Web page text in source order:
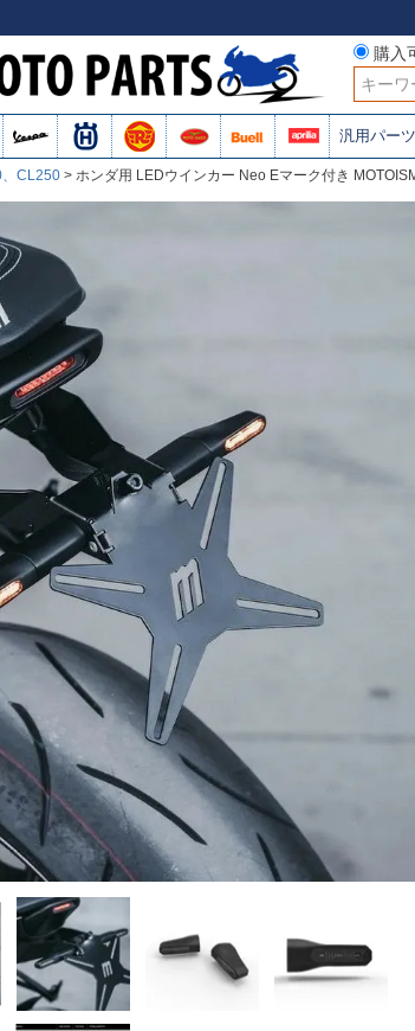
購入
検索
汎用パーツ
CL250 ホンダ用 LEDウインカー Neo Eマーク付き